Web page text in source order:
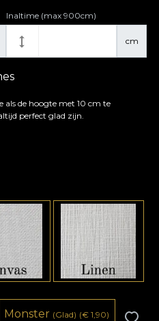
cm
Inaltime (max 900cm)
als de hoogte met 10 cm te
perfect glad zijn.
Monster (Glad) (€ 1,90)